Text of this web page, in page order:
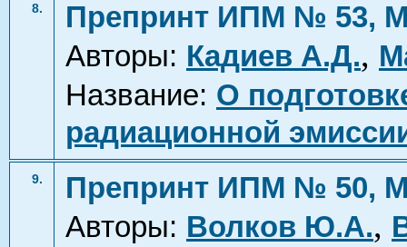
8.
Препринт ИПМ № 53,
Авторы: Кадиев А.Д.,
Название: О
радиационной
9.
Препринт ИПМ № 50,
Авторы: Волков Ю.А.,